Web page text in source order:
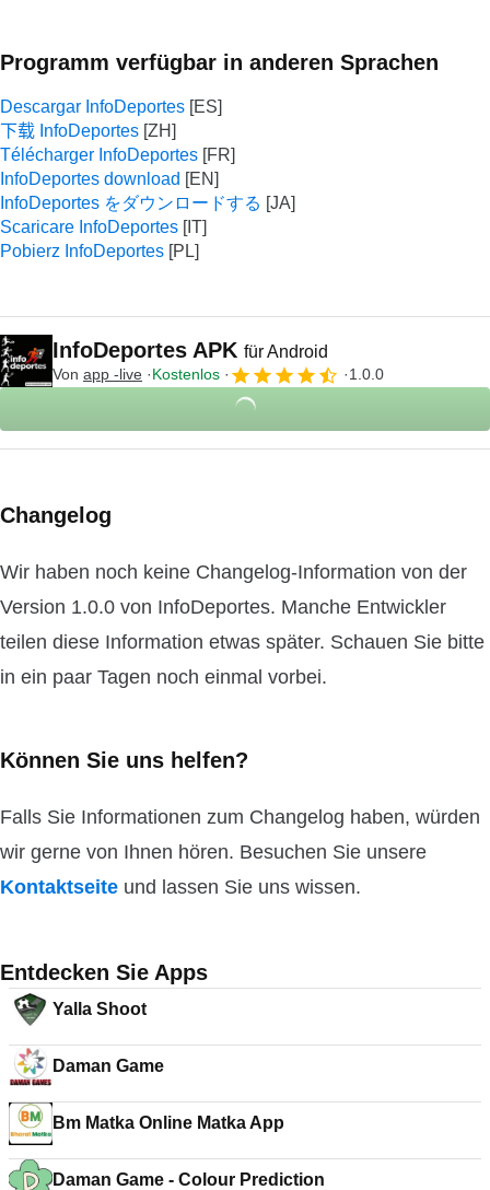
Programm verfügbar in anderen Sprachen
Descargar InfoDeportes
下载 InfoDeportes
Télécharger InfoDeportes
InfoDeportes download
InfoDeportes をダウンロードする
Scaricare InfoDeportes
Pobierz InfoDeportes
InfoDeportes APK für Android
Von app -live Kostenlos 1.0.0
Changelog
Wir haben noch keine Changelog-Information von der
Version 1.0.0 von InfoDeportes. Manche Entwickler
teilen diese Information etwas später. Schauen Sie bitte
in ein paar Tagen noch einmal vorbei.
Können Sie uns helfen?
Falls Sie Informationen zum Changelog haben, würden
wir gerne von Ihnen hören. Besuchen Sie unsere
Kontaktseite und lassen Sie uns wissen.
Entdecken Sie Apps
Yalla Shoot
Daman Game
Bm Matka Online Matka App
Daman Game - Colour Prediction